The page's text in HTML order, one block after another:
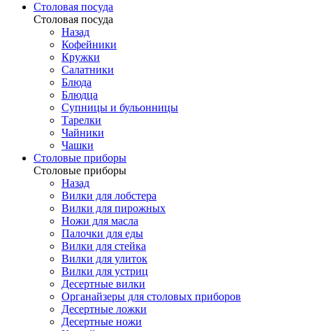
Столовая посуда
Столовая посуда
Назад
Кофейники
Кружки
Салатники
Блюда
Блюдца
Супницы и бульонницы
Тарелки
Чайники
Чашки
Cтоловые приборы
Cтоловые приборы
Назад
Вилки для лобстера
Вилки для пирожных
Ножи для масла
Палочки для еды
Вилки для стейка
Вилки для улиток
Вилки для устриц
Десертные вилки
Органайзеры для столовых приборов
Десертные ложки
Десертные ножи